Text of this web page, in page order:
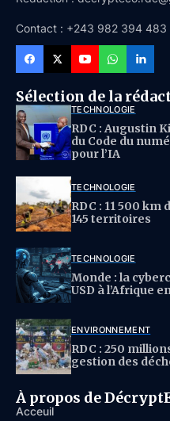
Contact : +243 982 394 483
Sélection de la
TECHNOLOGIE
RDC : Augustin
du Code du
pour l’IA
TECHNOLOGIE
RDC : 11 500
145 territoires
TECHNOLOGIE
Monde : la
USD à l’Afrique
ENVIRONNEMENT
RDC : 250
gestion des
À propos de
Acceuil